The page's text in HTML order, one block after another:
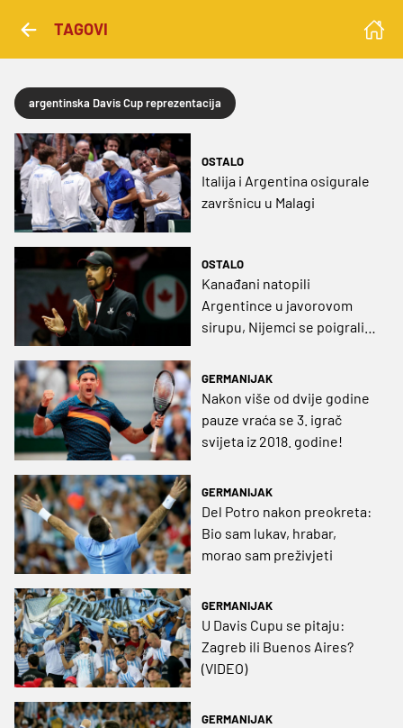
TAGOVI
argentinska Davis Cup reprezentacija
OSTALO
Italija i Argentina osigurale
završnicu u Malagi
OSTALO
Kanađani natopili
Argentince u javorovom
sirupu, Nijemci se poigrali
GERMANIJAK
Nakon više od dvije godine
pauze vraća se 3. igrač
svijeta iz 2018. godine!
GERMANIJAK
Del Potro nakon preokreta:
Bio sam lukav, hrabar,
morao sam preživjeti
GERMANIJAK
U Davis Cupu se pitaju:
Zagreb ili Buenos Aires?
(VIDEO)
GERMANIJAK